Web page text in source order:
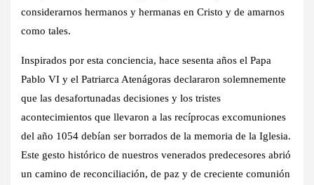
considerarnos hermanos y hermanas en Cristo y de amarnos
como tales.
Inspirados por esta conciencia, hace sesenta años el Papa
Pablo VI y el Patriarca Atenágoras declararon solemnemente
que las desafortunadas decisiones y los tristes
acontecimientos que llevaron a las recíprocas excomuniones
del año 1054 debían ser borrados de la memoria de la Iglesia.
Este gesto histórico de nuestros venerados predecesores abrió
un camino de reconciliación, de paz y de creciente comunión